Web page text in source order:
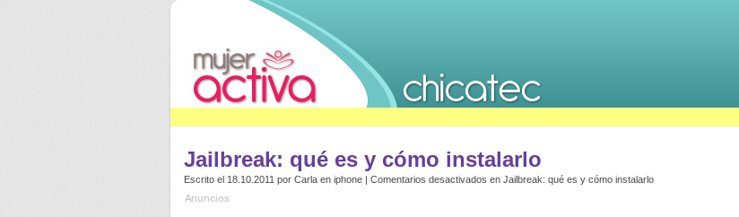
Jailbreak: qué es y cómo instalarlo
Escrito el 18.10.2011 por Carlaen iphone| Comentarios desactivados en Jailbreak: qué es y cómo instalarlo